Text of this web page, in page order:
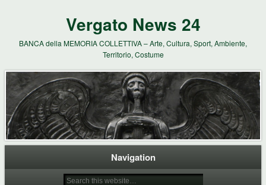
Vergato News 24
BANCA della MEMORIA COLLETTIVA – Arte, Cultura, Sport, Ambiente,
Territorio, Costume
Navigation